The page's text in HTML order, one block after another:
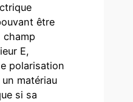
être
champ
E,
polarisation
matériau
si sa